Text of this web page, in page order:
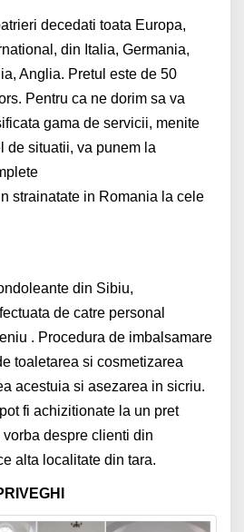
decedati toata Europa,
din Italia, Germania,
Anglia. Pretul este de 50
Pentru ca ne dorim sa va
gama de servicii, menite
de situatii, va punem la
strainatate in Romania la cele
din Sibiu,
de catre personal
. Procedura de imbalsamare
toaletarea si cosmetizarea
acestuia si asezarea in sicriu.
fi achizitionate la un pret
despre clienti din
alta localitate din tara.